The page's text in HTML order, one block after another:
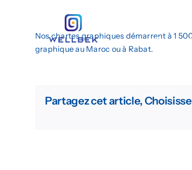
Nos chartes graphiques démarrent à 1
graphique au Maroc ouà Rabat.
Partagez cet article,